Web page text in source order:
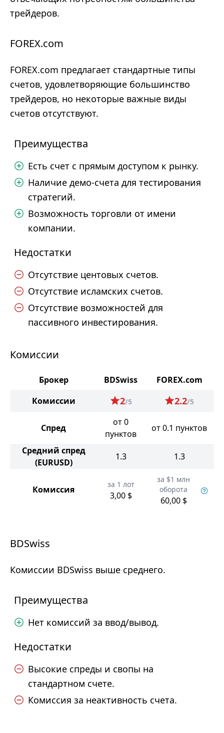
трейдеров.
FOREX.com
FOREX.com предлагает стандартные типы
счетов, удовлетворяющие большинство
трейдеров, но некоторые важные виды
счетов отсутствуют.
Преимущества
Есть счет с прямым доступом к рынку.
Наличие демо-счета для тестирования
стратегий.
Возможность торговли от имени
компании.
Недостатки
Отсутствие центовых счетов.
Отсутствие исламских счетов.
Отсутствие возможностей для
пассивного инвестирования.
Комиссии
Брокер BDSwiss
FOREX.com
Комиссии
2/5 2.2/5
Спред
от 0
пунктов
от 0.1 пунктов
Средний спред
(EURUSD)
1.3 1.3
Комиссия за 1 лот
3,00 $
за $1 млн
оборота
60,00 $
BDSwiss
Комиссии BDSwiss выше среднего.
Преимущества
Нет комиссий за ввод/вывод.
Недостатки
Высокие спреды и свопы на
стандартном счете.
Комиссия за неактивность счета.